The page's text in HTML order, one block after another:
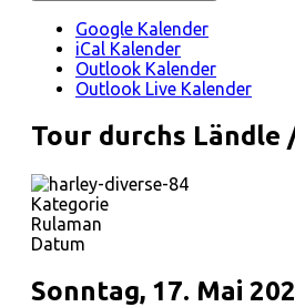
Google Kalender
iCal Kalender
Outlook Kalender
Outlook Live Kalender
Tour durchs Ländle
Kategorie
Rulaman
Datum
Sonntag, 17. Mai